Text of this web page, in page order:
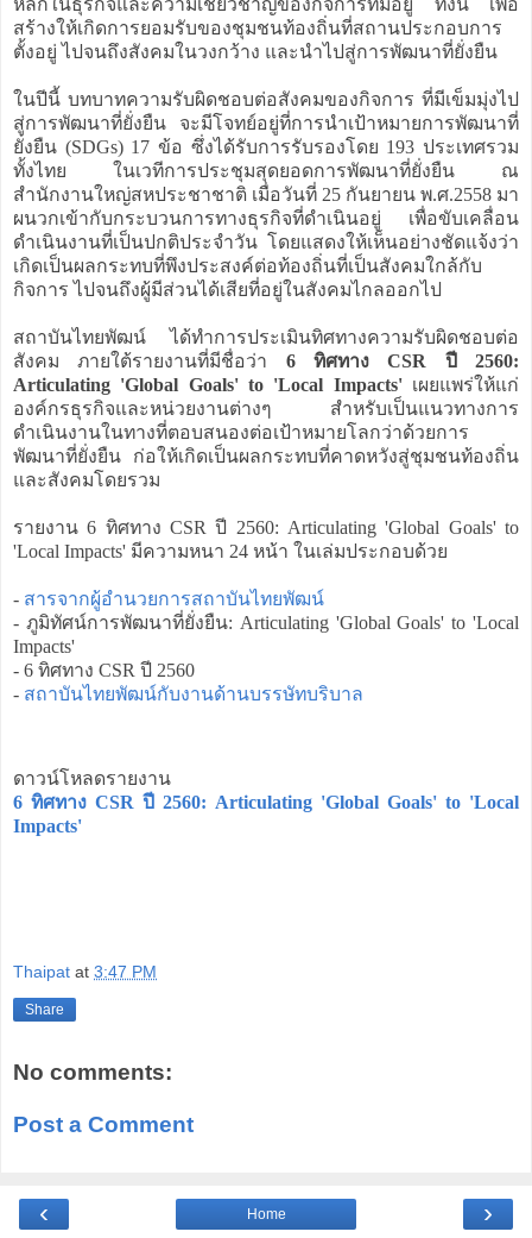
สร้างให้เกิดการยอมรับของชุมชนท้องถิ่นที่สถานประกอบการ
ตั้งอยู่ ไปจนถึงสังคมในวงกว้าง และนำไปสู่การพัฒนาที่ยั่งยืน
ในปีนี้ บทบาทความรับผิดชอบต่อสังคมของกิจการ ที่มีเข็มมุ่งไป
สู่การพัฒนาที่ยั่งยืน จะมีโจทย์อยู่ที่การนำเป้าหมายการพัฒนาที่
ยั่งยืน (SDGs) 17 ข้อ ซึ่งได้รับการรับรองโดย 193 ประเทศรวม
ทั้งไทย ในเวทีการประชุมสุดยอดการพัฒนาที่ยั่งยืน ณ
สำนักงานใหญ่สหประชาชาติ เมื่อวันที่ 25 กันยายน พ.ศ.2558 มา
ผนวกเข้ากับกระบวนการทางธุรกิจที่ดำเนินอยู่ เพื่อขับเคลื่อน
ดำเนินงานที่เป็นปกติประจำวัน โดยแสดงให้เห็นอย่างชัดแจ้งว่า
เกิดเป็นผลกระทบที่พึงประสงค์ต่อท้องถิ่นที่เป็นสังคมใกล้กับ
กิจการ ไปจนถึงผู้มีส่วนได้เสียที่อยู่ในสังคมไกลออกไป
สถาบันไทยพัฒน์ ได้ทำการประเมินทิศทางความรับผิดชอบต่อ
สังคม ภายใต้รายงานที่มีชื่อว่า 6 ทิศทาง CSR ปี 2560:
Articulating 'Global Goals' to 'Local Impacts'เผยแพร่ให้แก่
องค์กรธุรกิจและหน่วยงานต่างๆ สำหรับเป็นแนวทางการ
ดำเนินงานในทางที่ตอบสนองต่อเป้าหมายโลกว่าด้วยการ
พัฒนาที่ยั่งยืน ก่อให้เกิดเป็นผลกระทบที่คาดหวังสู่ชุมชนท้องถิ่น
และสังคมโดยรวม
รายงาน 6 ทิศทาง CSR ปี 2560: Articulating 'Global Goals' to
'Local Impacts' มีความหนา 24 หน้า ในเล่มประกอบด้วย
- สารจากผู้อำนวยการสถาบันไทยพัฒน์
- ภูมิทัศน์การพัฒนาที่ยั่งยืน: Articulating 'Global Goals' to 'Local
Impacts'
- 6 ทิศทาง CSR ปี 2560
- สถาบันไทยพัฒน์กับงานด้านบรรษัทบริบาล
ดาวน์โหลดรายงาน
6 ทิศทาง CSR ปี 2560: Articulating 'Global Goals' to 'Local
Impacts'
Thaipat at 3:47 PM
Share
No comments:
Post a Comment
‹ ›
Home